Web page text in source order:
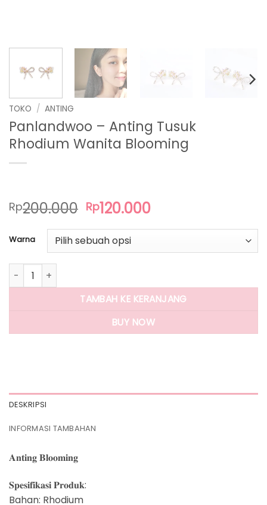
TOKO / ANTING
Panlandwoo – Anting Tusuk
Rhodium Wanita Blooming
Rp200.000 Harga
adalah:
Rp200.000.
Rp120.000Harga
adalah:
Warna
Kuantitas Panlandwoo - Anting Tusuk Rhodium Wanita
TAMBAH KE KERANJANG
BUY NOW
DESKRIPSI
INFORMASI TAMBAHAN
𝐀𝐧𝐭𝐢𝐧𝐠 𝐁𝐥𝐨𝐨𝐦𝐢𝐧𝐠
𝐒𝐩𝐞𝐬𝐢𝐟𝐢𝐤𝐚𝐬𝐢 𝐏𝐫𝐨𝐝𝐮𝐤:
Bahan: Rhodium